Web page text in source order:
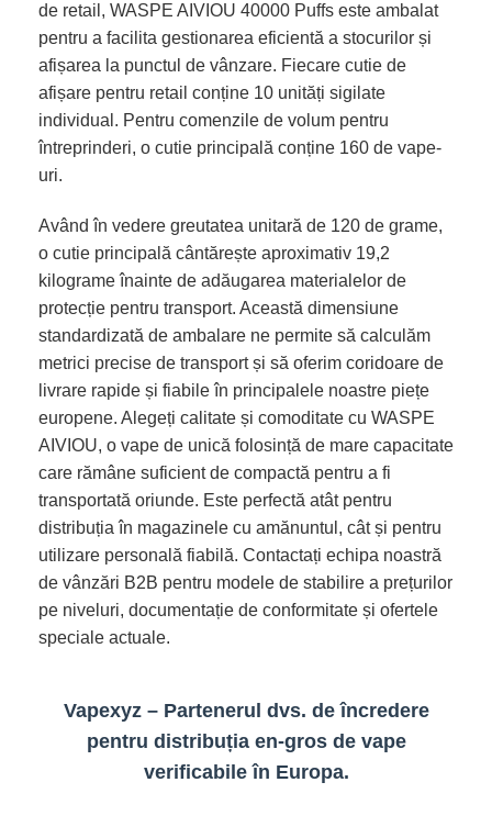
de retail, WASPE AIVIOU 40000 Puffs este ambalat
pentru a facilita gestionarea eficientă a stocurilor și
afișarea la punctul de vânzare. Fiecare cutie de
afișare pentru retail conține 10 unități sigilate
individual. Pentru comenzile de volum pentru
întreprinderi, o cutie principală conține 160 de vape-
uri.
Având în vedere greutatea unitară de 120 de grame,
o cutie principală cântărește aproximativ 19,2
kilograme înainte de adăugarea materialelor de
protecție pentru transport. Această dimensiune
standardizată de ambalare ne permite să calculăm
metrici precise de transport și să oferim coridoare de
livrare rapide și fiabile în principalele noastre piețe
europene. Alegeți calitate și comoditate cu WASPE
AIVIOU, o vape de unică folosință de mare capacitate
care rămâne suficient de compactă pentru a fi
transportată oriunde. Este perfectă atât pentru
distribuția în magazinele cu amănuntul, cât și pentru
utilizare personală fiabilă. Contactați echipa noastră
de vânzări B2B pentru modele de stabilire a prețurilor
pe niveluri, documentație de conformitate și ofertele
speciale actuale.
Vapexyz – Partenerul dvs. de încredere
pentru distribuția en-gros de vape
verificabile în Europa.